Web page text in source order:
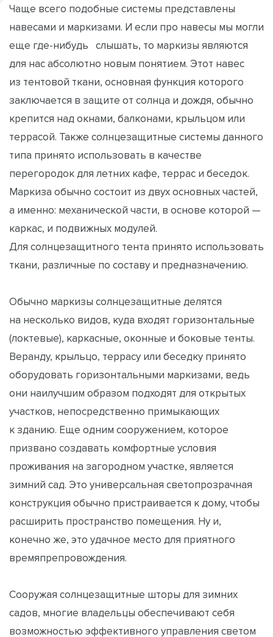
Чаще всего подобные системы представлены
навесами и маркизами. И если про навесы мы могли
еще где-нибудь слышать, то маркизы являются
для нас абсолютно новым понятием. Этот навес
из тентовой ткани, основная функция которого
заключается в защите от солнца и дождя, обычно
крепится над окнами, балконами, крыльцом или
террасой. Также солнцезащитные системы данного
типа принято использовать в качестве
перегородок для летних кафе, террас и беседок.
Маркиза обычно состоит из двух основных частей,
а именно: механической части, в основе которой —
каркас, и подвижных модулей.
Для солнцезащитного тента принято использовать
ткани, различные по составу и предназначению.
Обычно маркизы солнцезащитные делятся
на несколько видов, куда входят горизонтальные
(локтевые), каркасные, оконные и боковые тенты.
Веранду, крыльцо, террасу или беседку принято
оборудовать горизонтальными маркизами, ведь
они наилучшим образом подходят для открытых
участков, непосредственно примыкающих
к зданию. Еще одним сооружением, которое
призвано создавать комфортные условия
проживания на загородном участке, является
зимний сад. Это универсальная светопрозрачная
конструкция обычно пристраивается к дому, чтобы
расширить пространство помещения. Ну и,
конечно же, это удачное место для приятного
времяпрепровождения.
Сооружая солнцезащитные шторы для зимних
садов, многие владельцы обеспечивают себя
возможностью эффективного управления светом